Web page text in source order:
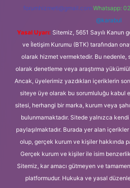
forumhizmeti@gmail.com Whatsapp:
@karabul
Yasal Uyarı: Sitemiz, 5651 Sayılı Kanun
ve İletişim Kurumu (BTK) tarafından
olarak hizmet vermektedir. Bu
olarak denetleme veya araştırma
Ancak, üyelerimiz yazdıkları içeriklerin
siteye üye olarak bu sorumluluğu kabul
sitesi, herhangi bir marka, kurum veya
bulunmamaktadır. Sitede yalnızca kendi
paylaşılmaktadır. Burada yer alan
olup, gerçek kurum ve kişiler hakkında
Gerçek kurum ve kişiler ile isim
Sitemiz, kar amacı gütmeyen ve
platformudur. Hukuka ve yasal